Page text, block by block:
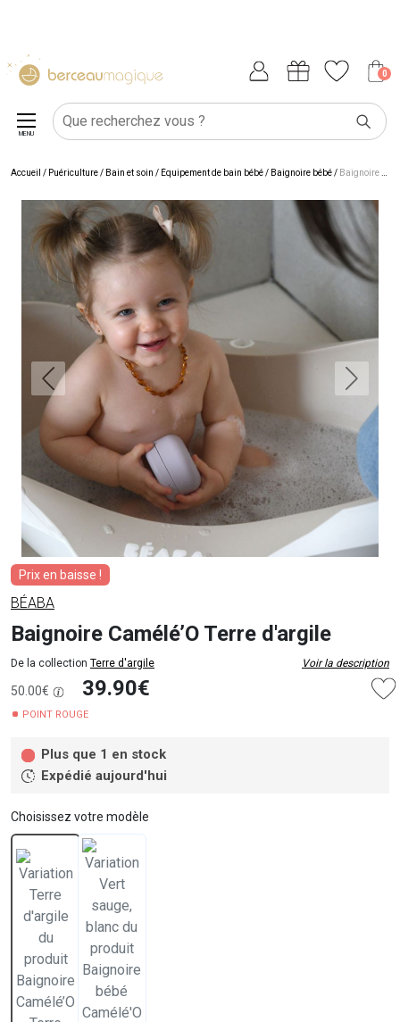
0
MENU
Accueil / Puériculture/ Bain et soin / Équipement de bain bébé/ Baignoire bébé/ Baignoire Camélé’O Terre d'argile
Prix en baisse !
BÉABA
Baignoire Camélé’O Terre d'argile
De la collection Terre d'argile Voir la description
50.00€ 39.90€
POINT ROUGE
Plus que 1 en stock
Expédié aujourd'hui
Choisissez votre modèle